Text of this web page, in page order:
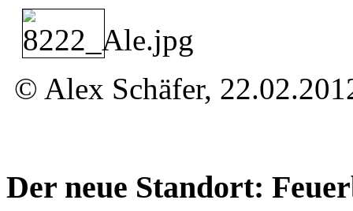
© Alex Schäfer,
Der neue Standort: